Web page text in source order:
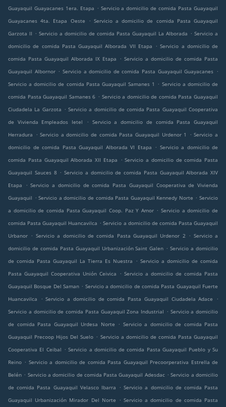
Guayaquil Guayacanes 1era. Etapa . Servicio a domicilio de comida Pasta Guayaquil
Guayacanes 4ta. Etapa Oeste
. Servicio a domicilio de comida Pasta Guayaquil
Garzota II . Servicio a domicilio de comida Pasta Guayaquil La Alborada . Servicio a
domicilio de comida Pasta Guayaquil Alborada VII Etapa
. Servicio a domicilio de
comida Pasta Guayaquil Alborada IX Etapa
. Servicio a domicilio de comida Pasta
Guayaquil Albornor . Servicio a domicilio de comida Pasta Guayaquil Guayacanes .
Servicio a domicilio de comida Pasta Guayaquil Samanes 1
. Servicio a domicilio de
comida Pasta Guayaquil Samanes 6 . Servicio a domicilio de comida Pasta Guayaquil
Ciudadela La Garzota . Servicio a domicilio de comida Pasta Guayaquil Cooperativa
de Vivienda Empleados Ietel
. Servicio a domicilio de comida Pasta Guayaquil
Herradura
. Servicio a domicilio de comida Pasta Guayaquil Urdenor 1 . Servicio a
domicilio de comida Pasta Guayaquil Alborada VI Etapa
. Servicio a domicilio de
comida Pasta Guayaquil Alborada XII Etapa
. Servicio a domicilio de comida Pasta
Guayaquil Sauces 8 . Servicio a domicilio de comida Pasta Guayaquil Alborada XIV
Etapa
. Servicio a domicilio de comida Pasta Guayaquil Cooperativa de Vivienda
Guayaquil . Servicio a domicilio de comida Pasta Guayaquil Kennedy Norte . Servicio
a domicilio de comida Pasta Guayaquil Coop. Paz Y Amor . Servicio a domicilio de
comida Pasta Guayaquil Huancavilca . Servicio a domicilio de comida Pasta Guayaquil
Urbanor . Servicio a domicilio de comida Pasta Guayaquil Urdenor 2 . Servicio a
domicilio de comida Pasta Guayaquil Urbanización Saint Galen . Servicio a domicilio
de comida Pasta Guayaquil La Tierra Es Nuestra
. Servicio a domicilio de comida
Pasta Guayaquil Cooperativa Unión Ceivica
. Servicio a domicilio de comida Pasta
Guayaquil Bosque Del Saman . Servicio a domicilio de comida Pasta Guayaquil Fuerte
Huancavilca
. Servicio a domicilio de comida Pasta Guayaquil Ciudadela Adace
.
Servicio a domicilio de comida Pasta Guayaquil Zona Industrial . Servicio a domicilio
de comida Pasta Guayaquil Urdesa Norte
. Servicio a domicilio de comida Pasta
Guayaquil Precoop Hijos Del Suelo . Servicio a domicilio de comida Pasta Guayaquil
Cooperativa El Ceibal . Servicio a domicilio de comida Pasta Guayaquil Pueblo y Su
Reino . Servicio a domicilio de comida Pasta Guayaquil Precoorperativa Estrella de
Belén . Servicio a domicilio de comida Pasta Guayaquil Adesdac . Servicio a domicilio
de comida Pasta Guayaquil Velasco Ibarra
. Servicio a domicilio de comida Pasta
Guayaquil Urbanización Mirador Del Norte
. Servicio a domicilio de comida Pasta